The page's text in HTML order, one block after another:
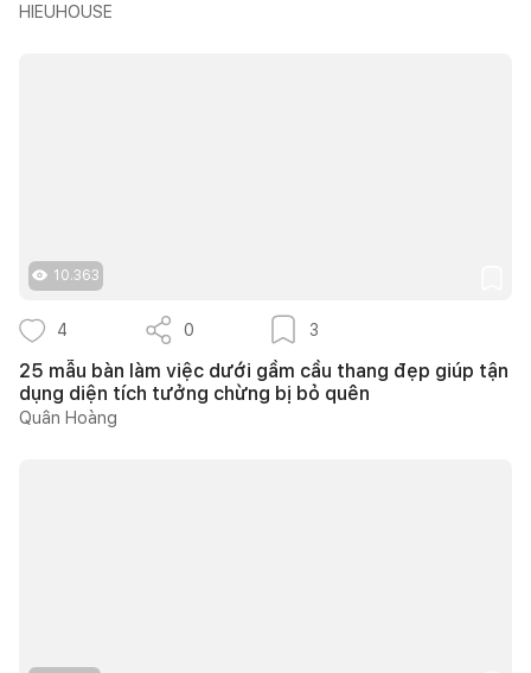
HIEUHOUSE
10.363
4 0 3
25 mẫu bàn làm việc dưới gầm cầu thang đẹp giúp tận
dụng diện tích tưởng chừng bị bỏ quên
Quân Hoàng